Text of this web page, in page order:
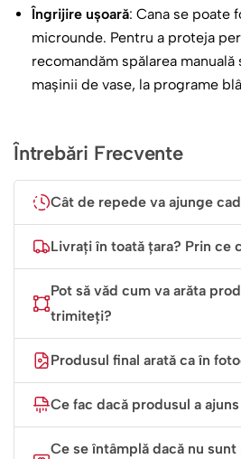
Oferă un cadou care cântă direct
zâmbet pe buze – pentru că
calitate merg mână-n mână!
tare surpriză!
Îngrijire ușoară: Cana se poate
microunde. Pentru a proteja
recomandăm spălarea
mașinii de vase, la programe
Întrebări Frecvente
Cât de repede va ajunge
Livrați în toată țara? Prin ce
Pot să văd cum va arăta
trimiteți?
Produsul final arată ca în
Ce fac dacă produsul a
Ce se întâmplă dacă nu